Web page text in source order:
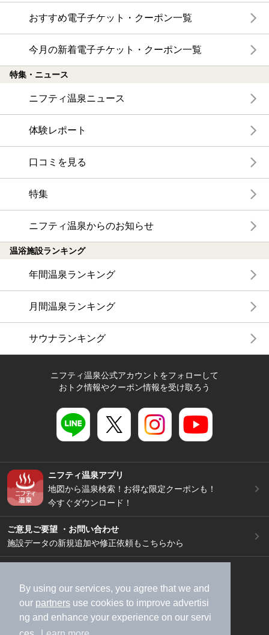
By using our services, you agree that we and
our partners use cookies to improve advertisi
ng and enhance your experience on our servi
おすすめ電子チケット・クーポン一覧
今月の新着電子チケット・クーポン一覧
特集・ニュース
ニフティ温泉ニュース
体験レポート
口コミを見る
特集
ニフティ温泉からのお知らせ
温浴施設ランキング
年間温泉ランキング
月間温泉ランキング
サウナランキング
ニフティ温泉公式アカウントをフォローして
おトク情報やクーポン情報を受け取ろう
ニフティ温泉アプリ
地図から温泉検索！お得な限定クーポンも！
今すぐダウンロード！
ご意見ご要望 ・お問い合わせ
施設データの新規追加や修正依頼もこちらから
加盟店募集（資料請求）
広告出稿のご案内
利用規約
ライフスタイルMEMBERS+規約
特定商取引法に基づく表記
ヘルプ
採用情報